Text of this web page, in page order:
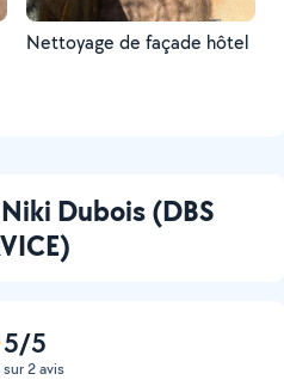
Nettoyage de façade hôtel
Dubois (DBS
5/5
sur 2 avis